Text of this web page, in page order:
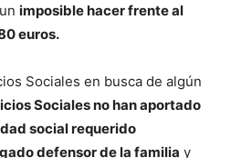
imposible hacer frente al
euros.
Sociales en busca de algún
Sociales no han aportado
social requerido
defensor de la familia y